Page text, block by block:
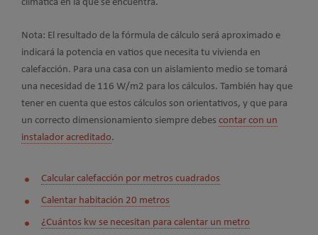
climática en la que se encuentra.
Nota: El resultado de la fórmula de cálculo será aproximado e
indicará la potencia en vatios que necesita tu vivienda en
calefacción. Para una casa con un aislamiento medio se tomará
una necesidad de 116 W/m2 para los cálculos. También hay que
tener en cuenta que estos cálculos son orientativos, y que para
un correcto dimensionamiento siempre debes contar con un
instalador acreditado.
Calcular calefacción por metros cuadrados
Calentar habitación 20 metros
¿Cuántos kw se necesitan para calentar un metro